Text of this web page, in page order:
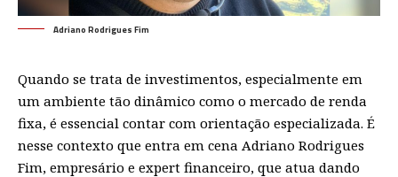
Adriano Rodrigues Fim
Quando se trata de investimentos, especialmente em
um ambiente tão dinâmico como o mercado de renda
fixa, é essencial contar com orientação especializada. É
nesse contexto que entra em cena Adriano Rodrigues
Fim, empresário e expert financeiro, que atua dando